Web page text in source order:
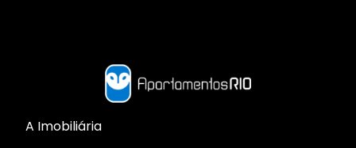
A Imobiliária